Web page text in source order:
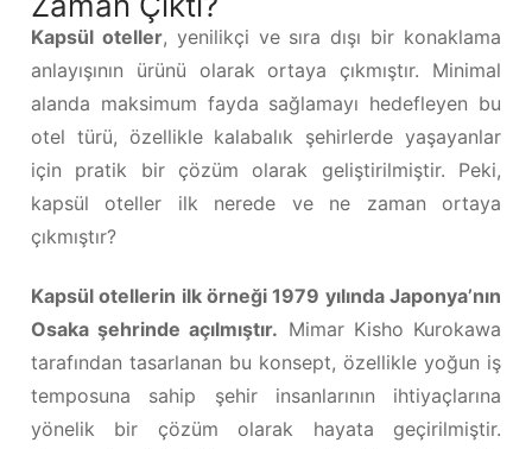
Kapsül oteller, yenilikçi ve sıra dışı bir konaklama
anlayışının ürünü olarak ortaya çıkmıştır. Minimal
alanda maksimum fayda sağlamayı hedefleyen bu
otel türü, özellikle kalabalık şehirlerde yaşayanlar
için pratik bir çözüm olarak geliştirilmiştir. Peki,
kapsül oteller ilk nerede ve ne zaman ortaya
çıkmıştır?
Kapsül otellerin ilk örneği 1979 yılında Japonya’nın
Osaka şehrinde açılmıştır. Mimar Kisho Kurokawa
tarafından tasarlanan bu konsept, özellikle yoğun iş
temposuna sahip şehir insanlarının ihtiyaçlarına
yönelik bir çözüm olarak hayata geçirilmiştir.